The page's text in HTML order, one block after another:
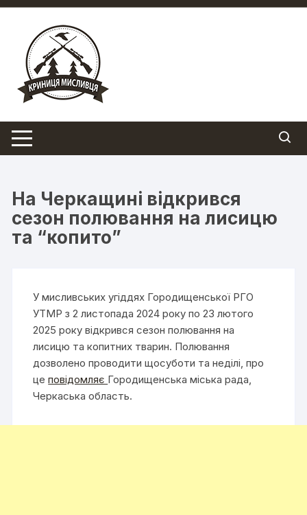
Перейти
вмісту
На Черкащині відкрився
сезон полювання на лисицю
та “копито”
У мисливських угіддях Городищенської РГО
УТМР з 2 листопада 2024 року по 23 лютого
2025 року відкрився сезон полювання на
лисицю та копитних тварин. Полювання
дозволено проводити щосуботи та неділі, про
цеповідомляє Городищенська міська рада,
Черкаська область.